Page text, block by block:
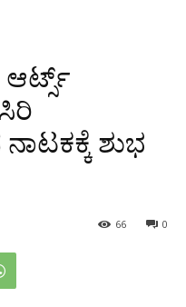
ಆರ್ಟ್ಸ್
ಶುಭ
0
66